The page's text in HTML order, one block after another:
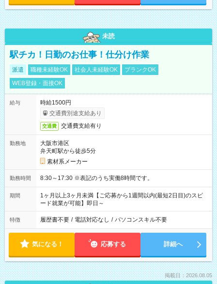
未読
駅チカ！日勤のお仕事！仕分け作業
派遣 職種未経験OK 社会人未経験OK
ブランクOK
WEB登録・面接OK
給与
時給1500円
交通費別途支給あり
交通費 交通費支給有り
勤務地
大阪市港区
弁天町駅から徒歩5分
素材系メーカー
勤務時間 8:30～17:30 ※表記のうち実働8時間です。
期間
1ヶ月以上3ヶ月未満【ご応募から1週間以内(最短2日目)のスピ
ード就業が可能】即日～
特徴 履歴書不要 / 電話対応なし / パソコンスキル不要
気になる！ 応募する 詳細へ
掲載日：2026.08.05